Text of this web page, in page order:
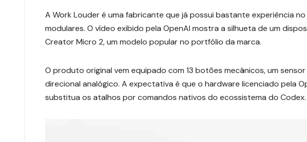
A Work Louder é uma fabricante que já possui bastante experiência
modulares. O vídeo exibido pela OpenAI mostra a silhueta de um
Creator Micro 2, um modelo popular no portfólio da marca.
O produto original vem equipado com 13 botões mecânicos, um
direcional analógico. A expectativa é que o hardware licenciado pela
substitua os atalhos por comandos nativos do ecossistema do Codex.